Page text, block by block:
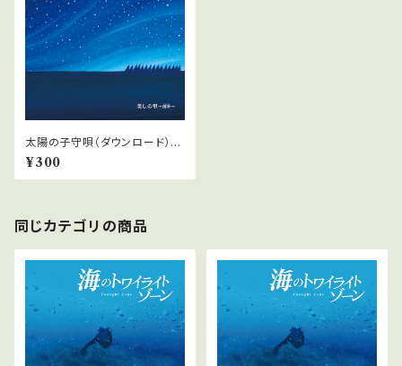
太陽の子守唄（ダウンロード）
「美しの里〜四季」より
¥300
同じカテゴリの商品